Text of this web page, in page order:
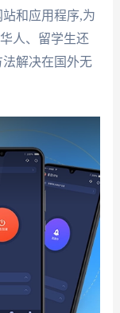
和应用程序,为
人、留学生还
解决在国外无